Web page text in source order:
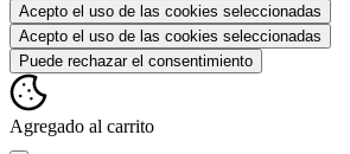
Acepto el uso de las cookies seleccionadas
Acepto el uso de las cookies seleccionadas
Puede rechazar el consentimiento
Agregado al carrito